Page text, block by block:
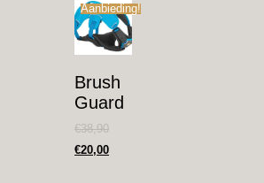
Aanbieding!
Brush
Guard
€38,90
€20,00